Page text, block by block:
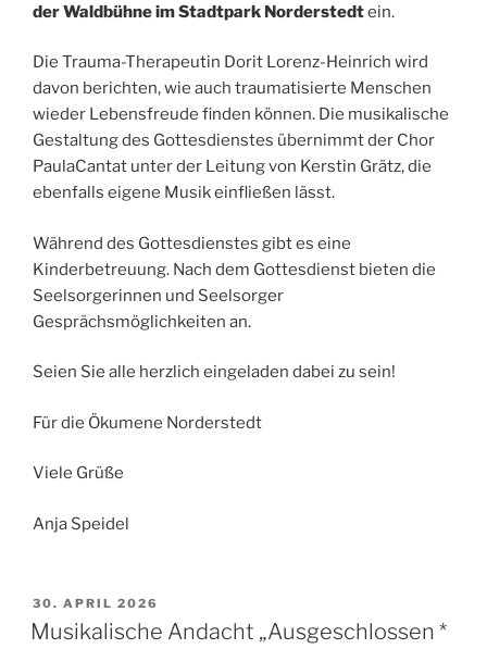
der Waldbühne im Stadtpark Norderstedtein.
Die Trauma-Therapeutin Dorit Lorenz-Heinrich wird
davon berichten, wie auch traumatisierte Menschen
wieder Lebensfreude finden können. Die musikalische
Gestaltung des Gottesdienstes übernimmt der Chor
PaulaCantat unter der Leitung von Kerstin Grätz, die
ebenfalls eigene Musik einfließen lässt.
Während des Gottesdienstes gibt es eine
Kinderbetreuung. Nach dem Gottesdienst bieten die
Seelsorgerinnen und Seelsorger
Gesprächsmöglichkeiten an.
Seien Sie alle herzlich eingeladen dabei zu sein!
Für die Ökumene Norderstedt
Viele Grüße
Anja Speidel
VERÖFFENTLICHT
AM
30. APRIL 2026
Musikalische Andacht „Ausgeschlossen *